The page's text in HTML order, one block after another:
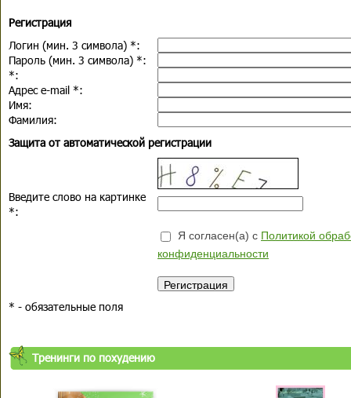
Регистрация
Логин (мин. 3 символа) *:
Пароль (мин. 3 символа) *:
*:
Адрес e-mail *:
Имя:
Фамилия:
Защита от автоматической регистрации
Введите слово на картинке
*:
Я согласен(а) с Политикой
конфиденциальности
* - обязательные поля
Тренинги по похудению